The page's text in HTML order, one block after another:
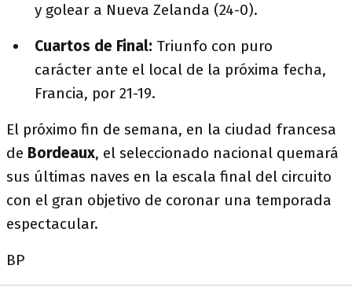
y golear a Nueva Zelanda (24-0).
Cuartos de Final: Triunfo con puro
carácter ante el local de la próxima fecha,
Francia, por 21-19.
El próximo fin de semana, en la ciudad francesa
de Bordeaux, el seleccionado nacional quemará
sus últimas naves en la escala final del circuito
con el gran objetivo de coronar una temporada
espectacular.
BP